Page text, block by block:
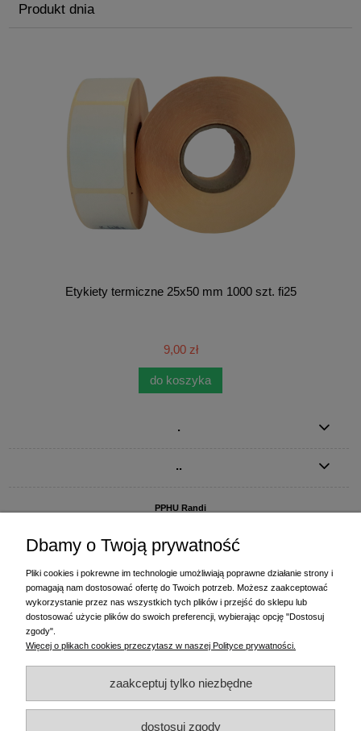
Produkt dnia
Etykiety termiczne 25x50 mm 1000 szt. fi25
9,00 zł
do koszyka
.
..
PPHU Randi
ul. Starogardzka 77 (wjazd od ul. Plażowej)
+48 58 770 31 80
- centrala
+48 58 770 31 83- wyceny i drukowanie etykiet
Dbamy o Twoją prywatność
Pliki cookies i pokrewne im technologie umożliwiają poprawne działanie strony i
pomagają nam dostosować ofertę do Twoich potrzeb. Możesz zaakceptować
wykorzystanie przez nas wszystkich tych plików i przejść do sklepu lub
dostosować użycie plików do swoich preferencji, wybierając opcję "Dostosuj
zgody".
Więcej o plikach cookies przeczytasz w naszej Polityce prywatności.
zaakceptuj tylko niezbędne
dostosuj zgody